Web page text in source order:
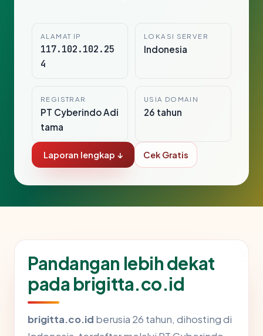
ALAMAT IP
117.102.102.25
4
LOKASI SERVER
Indonesia
REGISTRAR
PT Cyberindo Adi
tama
USIA DOMAIN
26 tahun
Laporan lengkap ↓ Cek Gratis
Pandangan lebih dekat
pada brigitta.co.id
brigitta.co.id berusia 26 tahun, dihosting di